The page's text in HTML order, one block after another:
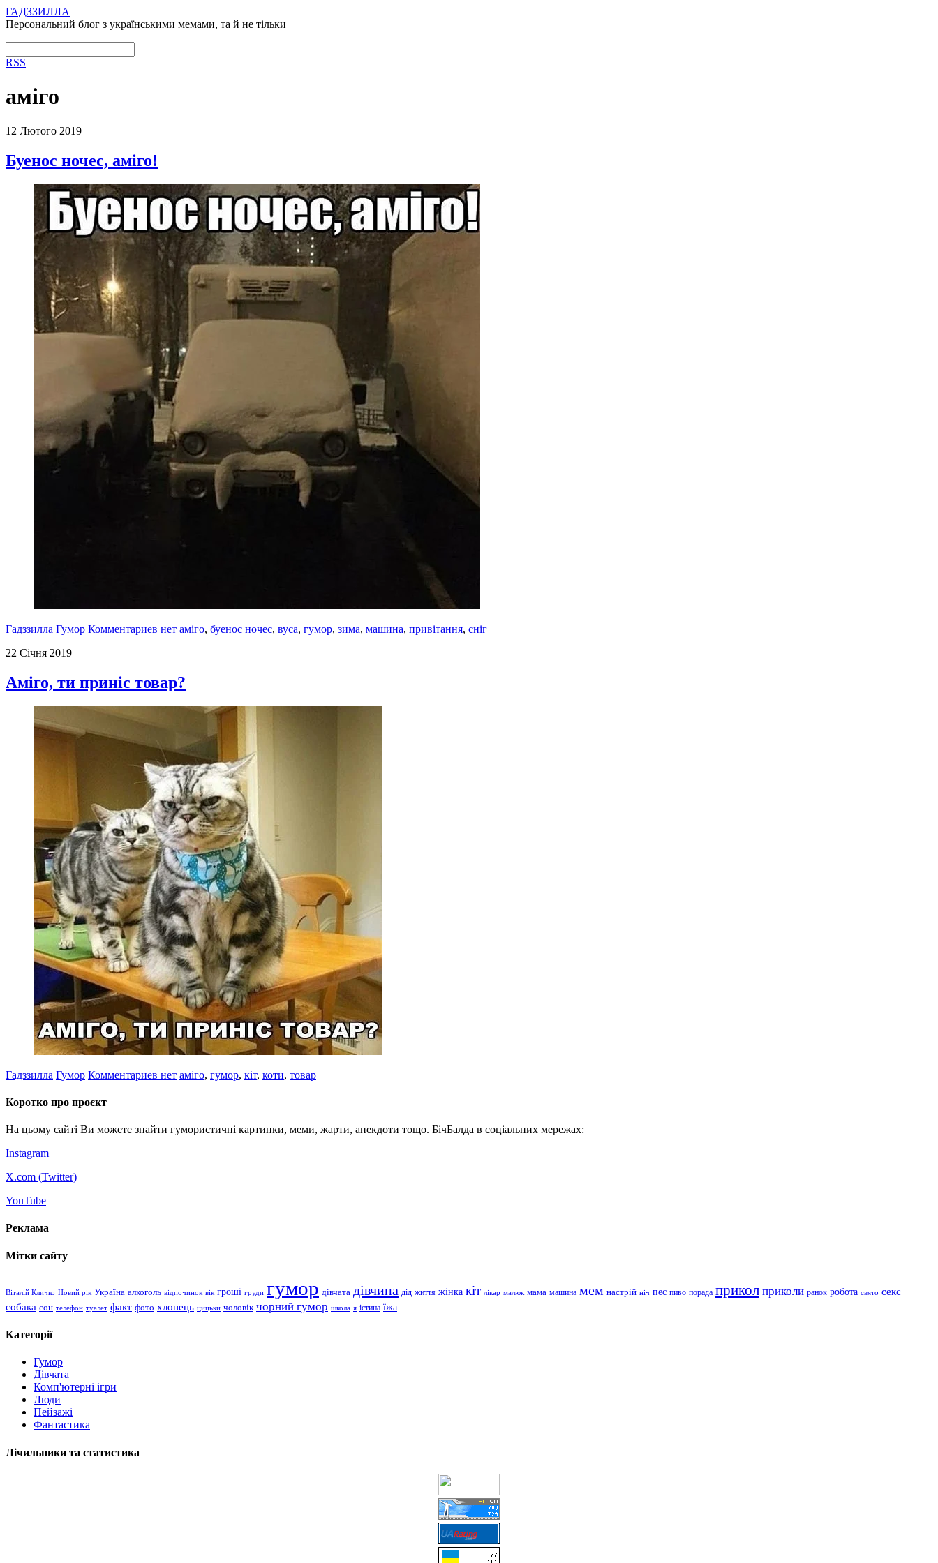
ГАДЗЗИЛЛА
Персональний блог з українськими мемами, та й не тільки
RSS
аміго
12 Лютого 2019
Буенос ночес, аміго!
Гадззилла Гумор Комментариев нет аміго, буенос ночес, вуса, гумор, зима, машина, привітання, сніг
22 Січня 2019
Аміго, ти приніс товар?
Гадззилла Гумор Комментариев нет аміго, гумор, кіт, коти, товар
Коротко про проєкт
На цьому сайті Ви можете знайти гумористичні картинки, меми, жарти, анекдоти тощо. БічБалда в соціальних мережах:
Instagram
X.com (Twitter)
YouTube
Реклама
Мітки сайту
Віталій Кличко Новий рік Україна алкоголь відпочинок вік гроші груди гумор дівчата дівчина дід життя жінка кіт лікар малюк мама машина мем настрій ніч пес пиво порада прикол приколи ранок робота свято секс
собака сон телефон туалет факт фото хлопець цицьки чоловік чорний гумор школа я істина їжа
Категорії
Гумор
Дівчата
Комп'ютерні ігри
Люди
Пейзажі
Фантастика
Лічильники та статистика